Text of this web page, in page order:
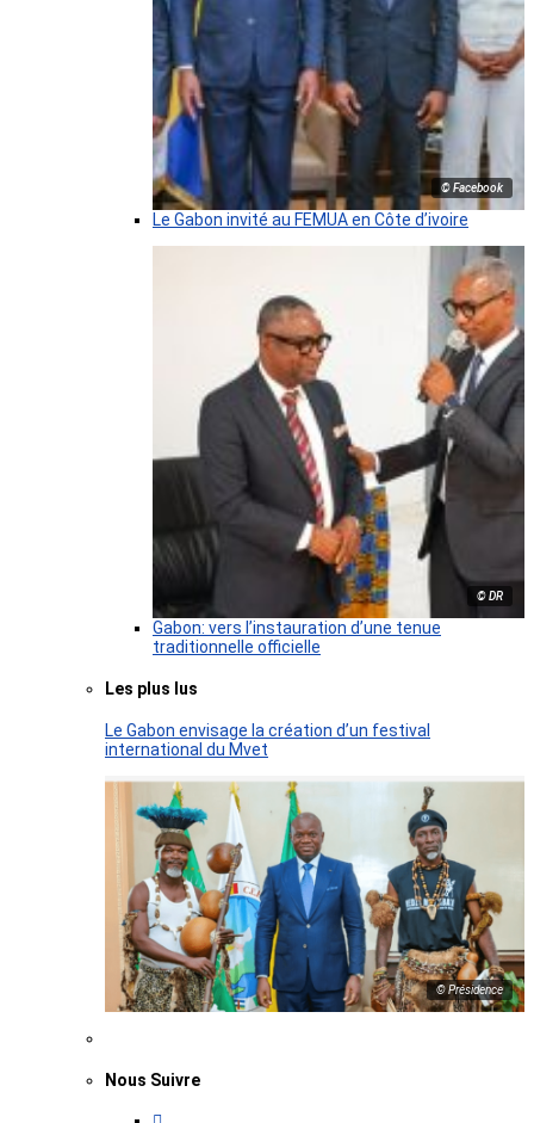
© Facebook
Le Gabon invité au FEMUA en Côte d’ivoire
© DR
Gabon: vers l’instauration d’une tenue
traditionnelle officielle
Les plus lus
Le Gabon envisage la création d’un festival
international du Mvet
© Présidence
Nous Suivre